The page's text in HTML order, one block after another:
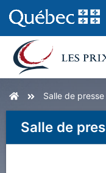
Salle de presse
Salle de